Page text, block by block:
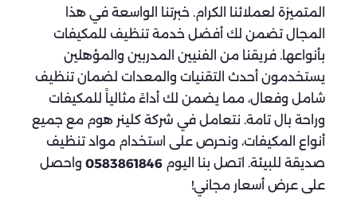
المتميزة لعملائنا الكرام. خبرتنا الواسعة في هذا
المجال تضمن لك أفضل خدمة تنظيف للمكيفات
بأنواعها. فريقنا من الفنيين المدربين والمؤهلين
يستخدمون أحدث التقنيات والمعدات لضمان تنظيف
شامل وفعال، مما يضمن لك أداءً مثالياً للمكيفات
وراحة بال تامة. نتعامل في شركة كلينر هوم مع جميع
أنواع المكيفات، ونحرص على استخدام مواد تنظيف
صديقة للبيئة. اتصل بنا اليوم 0583861846 واحصل
على عرض أسعار مجاني!